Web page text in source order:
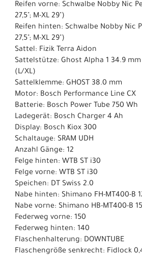
Reifen vorne: Schwalbe Nobby Nic
27,5"; M-XL 29")
Reifen hinten: Schwalbe Nobby Nic
27,5"; M-XL 29")
Sattel: Fizik Terra Aidon
Sattelstütze: Ghost Alpha 1 34.9 mm
(L/XL)
Sattelklemme: GHOST 38.0 mm
Motor: Bosch Performance Line CX
Batterie: Bosch Power Tube 750 Wh
Ladegerät: Bosch Charger 4 Ah
Display: Bosch Kiox 300
Schaltauge: SRAM UDH
Anzahl Gänge: 12
Felge hinten: WTB ST i30
Felge vorne: WTB ST i30
Speichen: DT Swiss 2.0
Nabe hinten: Shimano FH-MT400-B
Nabe vorne: Shimano HB-MT400-B
Federweg vorne: 150
Federweg hinten: 140
Flaschenhalterung: DOWNTUBE
Flaschengröße senkrecht: Fidlock